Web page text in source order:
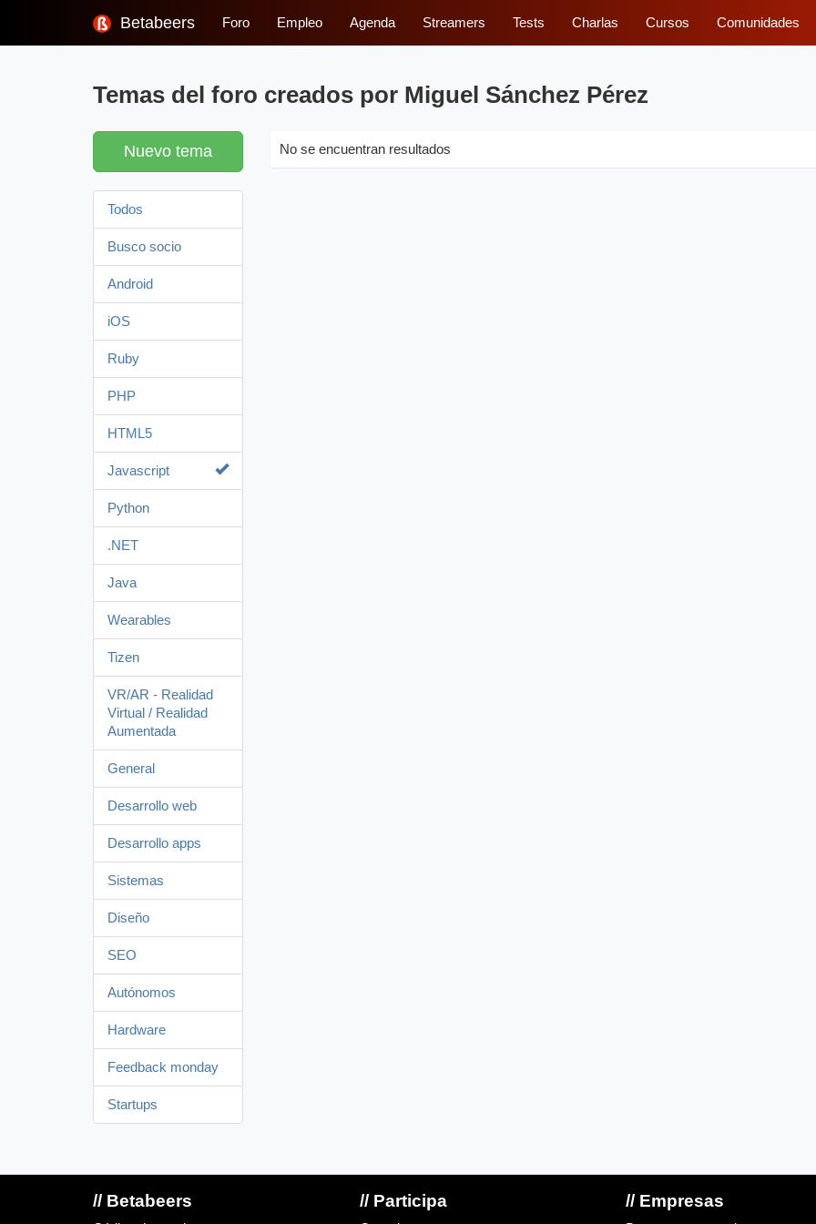
Betabeers Foro Empleo Agenda Streamers Tests Charlas Cursos Comunidades
Temas del foro creados por Miguel Sánchez Pérez
Nuevo tema
Todos
Busco socio
Android
iOS
Ruby
PHP
HTML5
Javascript
Python
.NET
Java
Wearables
Tizen
VR/AR - Realidad
Virtual / Realidad
Aumentada
General
Desarrollo web
Desarrollo apps
Sistemas
Diseño
SEO
Autónomos
Hardware
Feedback monday
Startups
No se encuentran resultados
// Betabeers // Participa // Empresas